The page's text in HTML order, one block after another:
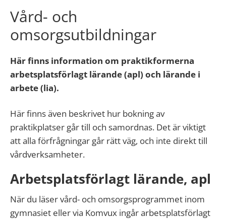
Vård- och
omsorgsutbildningar
Här finns information om praktikformerna
arbetsplatsförlagt lärande (apl) och lärande i
arbete (lia).
Här finns även beskrivet hur bokning av
praktikplatser går till och samordnas. Det är viktigt
att alla förfrågningar går rätt väg, och inte direkt till
vårdverksamheter.
Arbetsplatsförlagt lärande, apl
När du läser vård- och omsorgsprogrammet inom
gymnasiet eller via Komvux ingår arbetsplatsförlagt